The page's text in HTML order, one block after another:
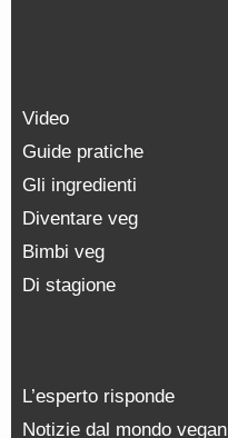
Video
Guide pratiche
Gli ingredienti
Diventare veg
Bimbi veg
Di stagione
L’esperto risponde
Notizie dal mondo vegan